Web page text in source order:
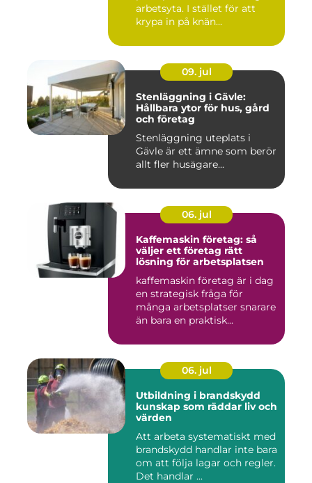
arbetsyta. I stället för att
krypa in på knän...
09. jul
Stenläggning i Gävle:
Hållbara ytor för hus, gård
och företag
Stenläggning uteplats i
Gävle är ett ämne som berör
allt fler husägare...
06. jul
Kaffemaskin företag: så
väljer ett företag rätt
lösning för arbetsplatsen
kaffemaskin företag är i dag
en strategisk fråga för
många arbetsplatser snarare
än bara en praktisk...
06. jul
Utbildning i brandskydd
kunskap som räddar liv och
värden
Att arbeta systematiskt med
brandskydd handlar inte bara
om att följa lagar och regler.
Det handlar ...